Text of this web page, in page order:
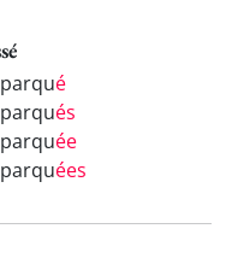
é
és
ée
ées